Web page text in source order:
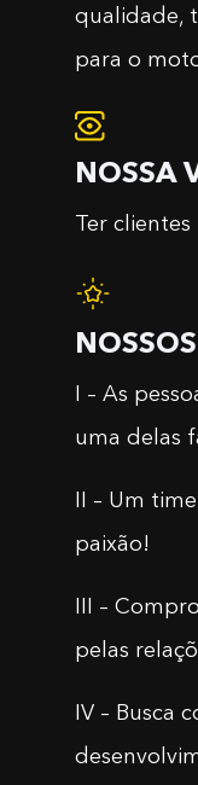
qualidade,
para o
NOSSA
Ter
I – As
uma delas
II – Um
paixão!
III –
pelas
IV – Busca